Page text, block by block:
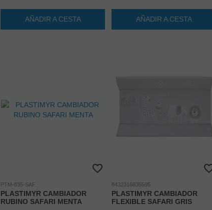
AÑADIR A CESTA AÑADIR A CESTA
PTM-835-SAF
PLASTIMYR CAMBIADOR
RUBINO SAFARI MENTA
8432316835595
PLASTIMYR CAMBIADOR
FLEXIBLE SAFARI GRIS